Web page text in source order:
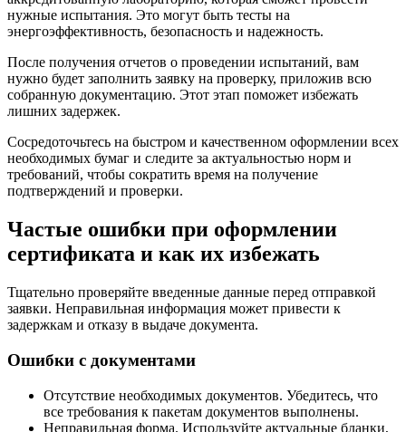
нужные испытания. Это могут быть тесты на
энергоэффективность, безопасность и надежность.
После получения отчетов о проведении испытаний, вам
нужно будет заполнить заявку на проверку, приложив всю
собранную документацию. Этот этап поможет избежать
лишних задержек.
Сосредоточьтесь на быстром и качественном оформлении всех
необходимых бумаг и следите за актуальностью норм и
требований, чтобы сократить время на получение
подтверждений и проверки.
Частые ошибки при оформлении
сертификата и как их избежать
Тщательно проверяйте введенные данные перед отправкой
заявки. Неправильная информация может привести к
задержкам и отказу в выдаче документа.
Ошибки с документами
Отсутствие необходимых документов. Убедитесь, что
все требования к пакетам документов выполнены.
Неправильная форма. Используйте актуальные бланки,